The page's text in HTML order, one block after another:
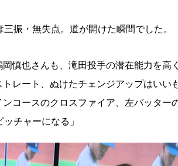
振・無失点。道が開けた瞬間でした。
慎也さんも、滝田投手の潜在能力を高
トレート、ぬけたチェンジアップはい
コースのクロスファイア、左バッター
チャーになる」